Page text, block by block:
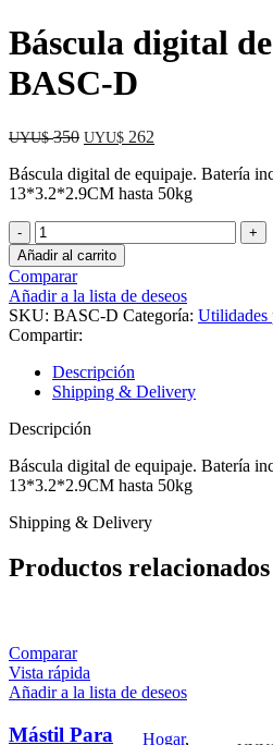
Báscula digital
BASC-D
UYU$350 El
original
era:
UYU$ 262
actual
es:
Báscula digital de equipaje. Batería
13*3.2*2.9CM hasta 50kg
Báscula
digital
de
equipaje
-
BASC-
D
cantidad
Añadir al carrito
Comparar
Añadir a la lista de deseos
SKU: BASC-D Categoría: Utilidades
Compartir:
Descripción
Shipping & Delivery
Descripción
Báscula digital de equipaje. Batería
13*3.2*2.9CM hasta 50kg
Shipping & Delivery
Productos relacionados
Comparar
Vista rápida
Añadir a la lista de deseos
Mástil Para
Hogar,